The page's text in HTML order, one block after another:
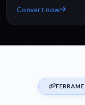
Convert now